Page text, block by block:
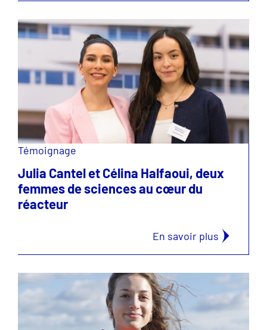
Témoignage
Julia Cantel et Célina Halfaoui, deux
femmes de sciences au cœur du
réacteur
En savoir plus